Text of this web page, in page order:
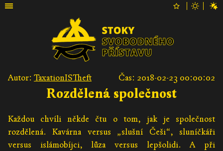
Autor: TaxationISTheft Čas: 2018-02-23 00:00:02
Rozdělená společnost
Každou chvíli někde čtu o tom, jak je společnost
rozdělená. Kavárna versus „slušní Češi“, sluníčkáři
versus islámobíjci, lůza versus lepšolidi. A při